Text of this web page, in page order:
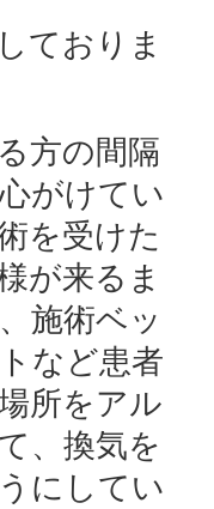
ておりま
方の間隔
がけてい
を受けた
が来るま
施術ベッ
など患者
所をアル
、換気を
にしてい